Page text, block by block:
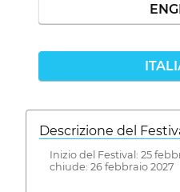
Descrizione del
Inizio del Festival: 25
chiude: 26 febbraio 2027